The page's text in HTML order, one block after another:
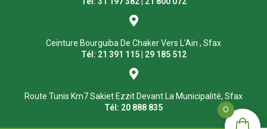
Ceinture Bourguiba De Chaker Vers L'Ain , Sfax
Tél: 21 391 115 | 29 185 512
Route Tunis Km7 Sakiet Ezzit Devant La Municipalité, Sfax
Tél: 20 888 835
0